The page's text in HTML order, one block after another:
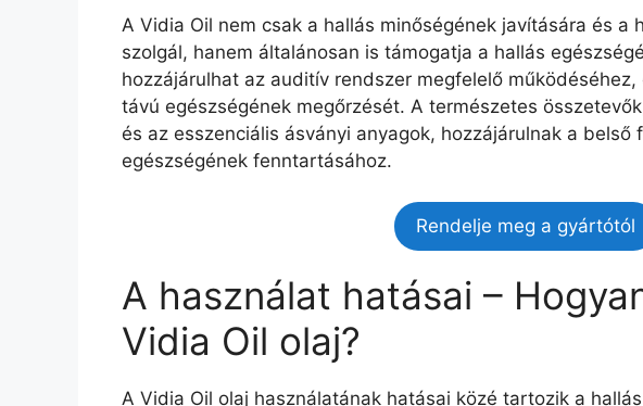
A Vidia Oil nem csak a hallás minőségének javítására és a
szolgál, hanem általánosan is támogatja a hallás
hozzájárulhat az auditív rendszer megfelelő
távú egészségének megőrzését. A természetes
és az esszenciális ásványi anyagok, hozzájárulnak a belső
egészségének fenntartásához.
Rendelje meg a gyártótól
A használat hatásai –
Vidia Oil olaj?
A Vidia Oil olaj használatának hatásai közé tartozik a